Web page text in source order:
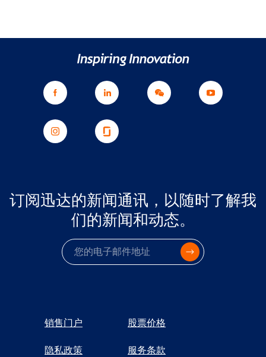
订阅迅达的新闻通讯，以随时了解我
们的新闻和动态。
电子邮件
销售门户 股票价格
隐私政策 服务条款